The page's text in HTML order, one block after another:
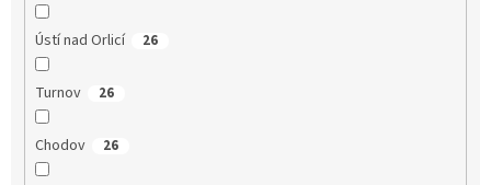
Ústí nad Orlicí 26
Turnov 26
Chodov 26